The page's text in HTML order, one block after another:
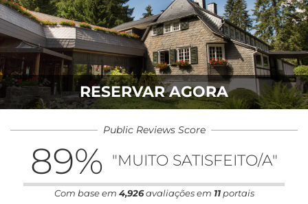
RESERVAR AGORA
Public Reviews Score
89% "MUITO SATISFEITO/A"
Com base em 4,926avaliações em 11portais